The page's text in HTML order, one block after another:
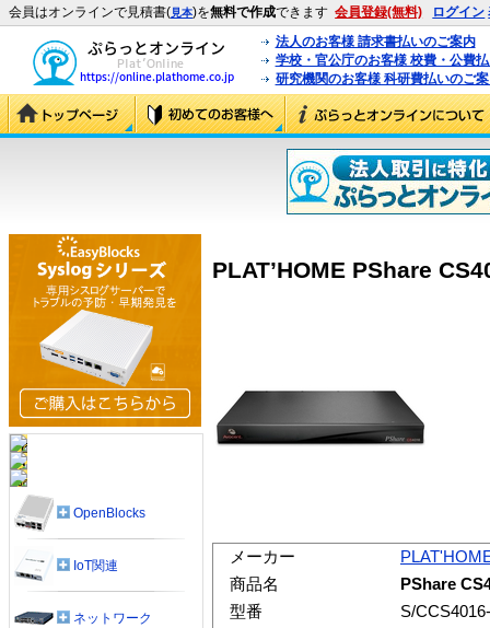
会員はオンラインで見積書(見本)を無料で作成できます 会員登録(無料) ログイン
法人のお客様 請求書払いのご案内
学校・官公庁のお客様 校費・公費
研究機関のお客様 科研費払いのご
PLAT’HOME PShare
メーカー
商品名
PShare
型番
S/
OpenBlocks
IoT関連
ネットワーク